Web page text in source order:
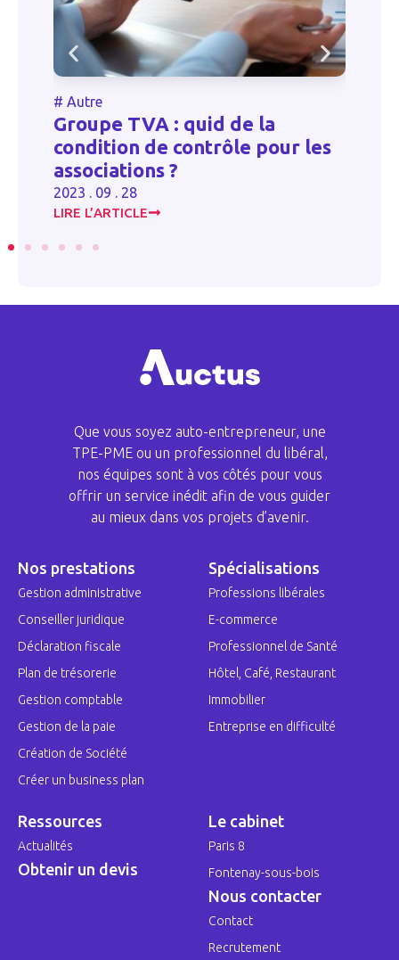
TVA : quid de la
de contrôle pour les
?
Que vous soyez auto-entrepreneur, une
TPE-PME ou un professionnel du libéral,
nos équipes sont à vos côtés pour vous
offrir un service inédit afin de vous guider
au mieux dans vos projets d’avenir.
Nos prestations
Gestion administrative
Conseiller juridique
Déclaration fiscale
Plan de trésorerie
Gestion comptable
Gestion de la paie
Création de Société
Créer un business plan
Spécialisations
Professions libérales
E-commerce
Professionnel de Santé
Hôtel, Café, Restaurant
Immobilier
Entreprise en difficulté
Ressources
Actualités
Obtenir un devis
Le cabinet
Paris 8
Fontenay-sous-bois
Nous contacter
Contact
Recrutement